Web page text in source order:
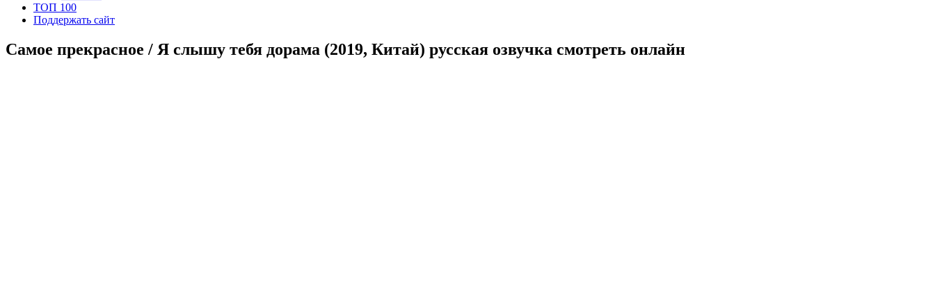
ТОП 100
Поддержать сайт
Самое прекрасное / Я слышу тебя дорама (2019, Китай) русская озвучка смотреть онлайн